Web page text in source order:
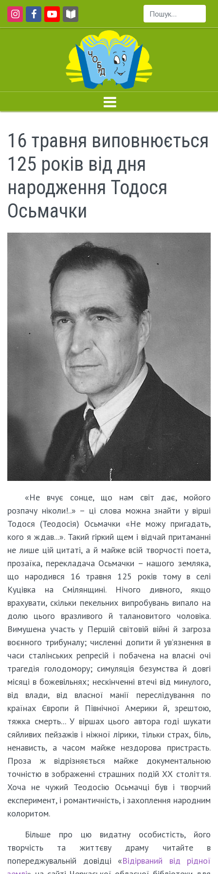
Пошук...
16 травня виповнюється
125 років від дня
народження Тодося
Осьмачки
«Не вчує сонце, що нам світ дає, мойого
розпачу ніколи!..» – ці слова можна знайти у вірші
Тодося (Теодосія) Осьмачки «Не можу пригадать,
кого я ждав...». Такий гіркий щем і відчай притаманні
не лише цій цитаті, а й майже всій творчості поета,
прозаїка, перекладача Осьмачки – нашого земляка,
що народився 16 травня 125 років тому в селі
Куцівка на Смілянщині. Нічого дивного, якщо
врахувати, скільки пекельних випробувань випало на
долю цього вразливого й талановитого чоловіка.
Вимушена участь у Першій світовій війні й загроза
воєнного трибуналу; численні допити й ув’язнення в
часи сталінських репресій і побачена на власні очі
трагедія голодомору; симуляція безумства й довгі
місяці в божевільнях; нескінченні втечі від минулого,
від влади, від власної манії переслідування по
країнах Європи й Північної Америки й, зрештою,
тяжка смерть... У віршах цього автора годі шукати
сяйливих пейзажів і ніжної лірики, тільки страх, біль,
ненависть, а часом майже нездорова пристрасть.
Проза ж відрізняється майже документальною
точністю в зображенні страшних подій ХХ століття.
Хоча не чужий Теодосію Осьмачці був і творчий
експеримент, і романтичність, і захоплення народним
колоритом.
Більше про цю видатну особистість, його
творчість та життєву драму читайте в
попереджувальній довідці «Відірваний від рідної